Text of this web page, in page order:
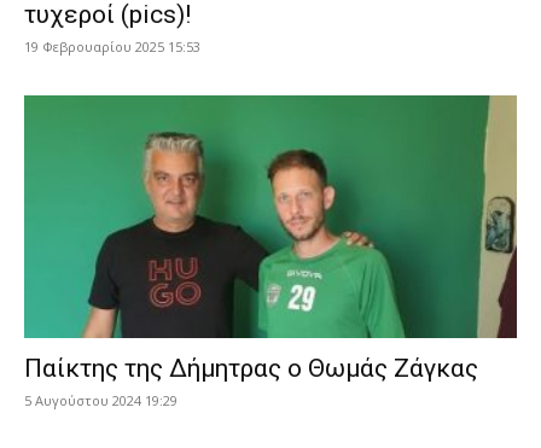
τυχεροί (pics)!
19 Φεβρουαρίου 2025 15:53
Παίκτης της Δήμητρας ο Θωμάς Ζάγκας
5 Αυγούστου 2024 19:29